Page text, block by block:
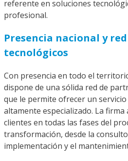
referente en soluciones
profesional.
Presencia nacional y
tecnológicos
Con presencia en todo el
dispone de una sólida red de
que le permite ofrecer un
altamente especializado. La firma
clientes en todas las fases del
transformación, desde la
implementación y el